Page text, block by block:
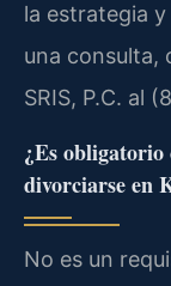
la estrategia
una consulta,
SRIS, P.C. al
¿Es
divorciarse en
No es un